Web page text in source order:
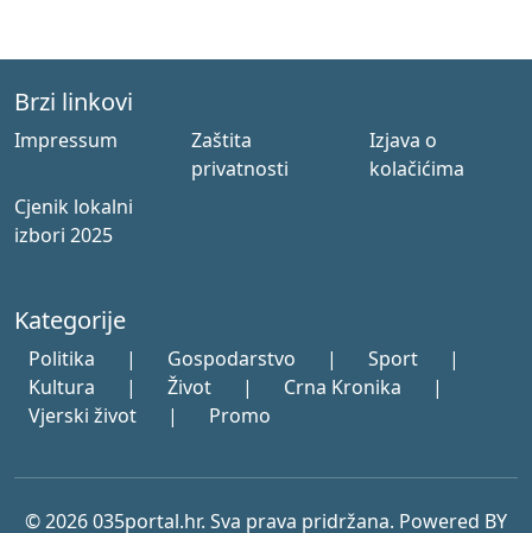
Brzi linkovi
Impressum
Zaštita
privatnosti
Izjava o
kolačićima
Cjenik lokalni
izbori 2025
Kategorije
Politika | Gospodarstvo | Sport
|
Kultura
| Život | Crna Kronika
|
Vjerski život
| Promo
© 2026 035portal.hr. Sva prava pridržana. Powered BY